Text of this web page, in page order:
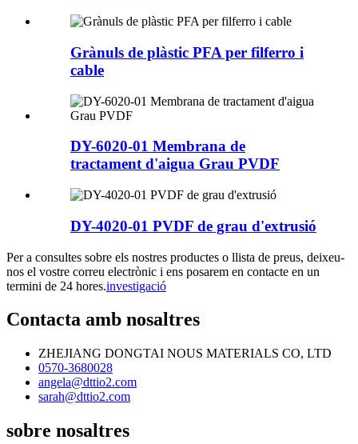
Grànuls de plàstic PFA per filferro i
cable
DY-6020-01 Membrana de
tractament d'aigua Grau PVDF
DY-4020-01 PVDF de grau d'extrusió
Per a consultes sobre els nostres productes o llista de preus, deixeu-
nos el vostre correu electrònic i ens posarem en contacte en un
termini de 24 hores.investigació
Contacta amb nosaltres
ZHEJIANG DONGTAI NOUS MATERIALS CO, LTD
0570-3680028
angela@dttio2.com
sarah@dttio2.com
sobre nosaltres